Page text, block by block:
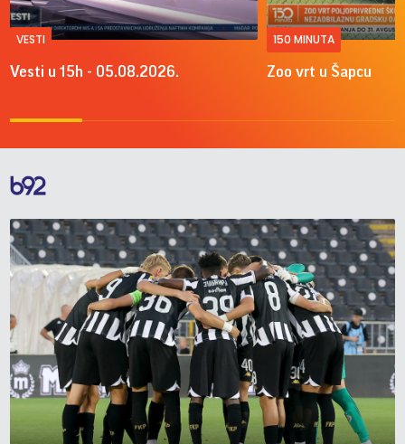
VESTI
Vesti u 15h - 05.08.2026.
150 MINUTA
Zoo vrt u Šapcu